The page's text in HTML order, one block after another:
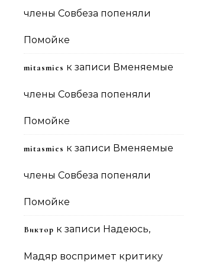
члены Совбеза попеняли
Помойке
mitasmies к записи Вменяемые
члены Совбеза попеняли
Помойке
mitasmies к записи Вменяемые
члены Совбеза попеняли
Помойке
Виктор к записи Надеюсь,
Мадяр воспримет критику